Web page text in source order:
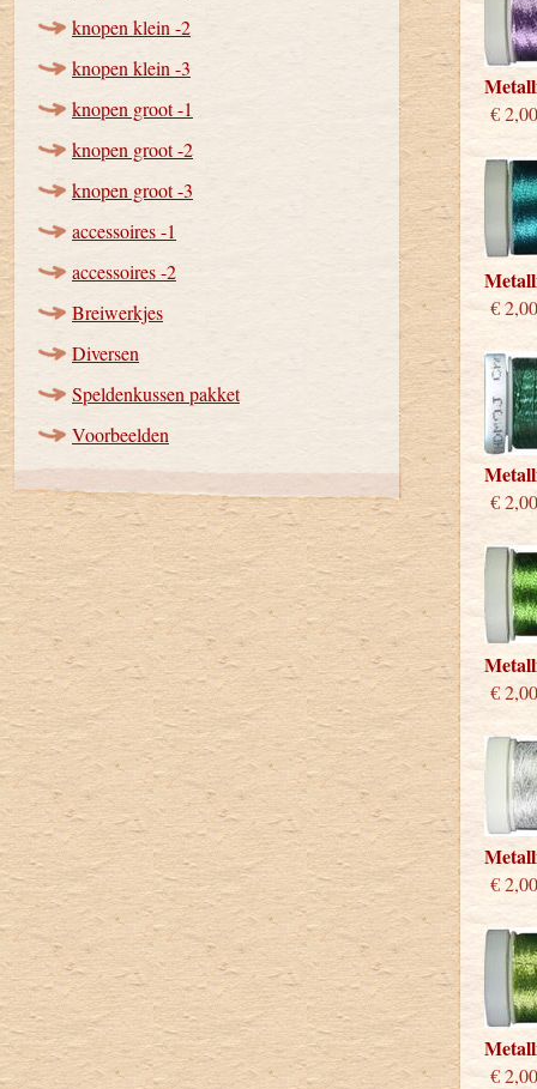
knopen klein -2
knopen klein -3
knopen groot -1
knopen groot -2
knopen groot -3
accessoires -1
accessoires -2
Breiwerkjes
Diversen
Speldenkussen pakket
Voorbeelden
€ 2,00
€ 2,00
€ 2,00
€ 2,00
€ 2,00
€ 2,00